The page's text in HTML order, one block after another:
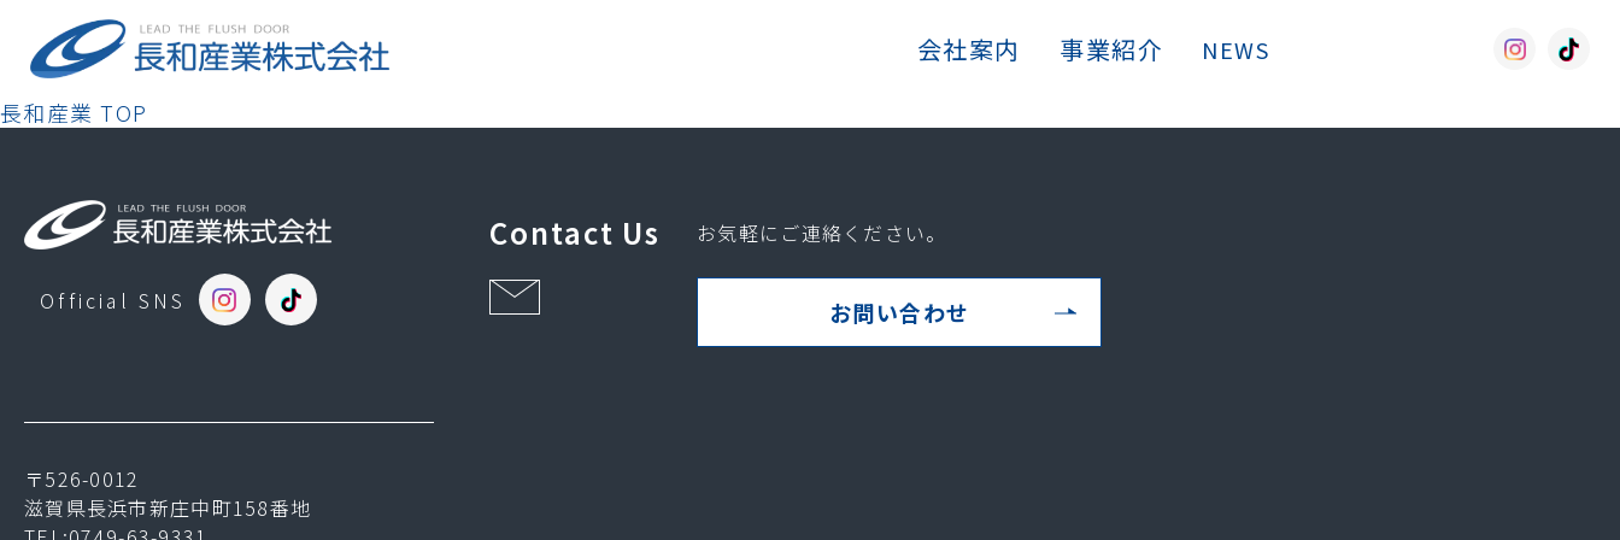
会社案内 事業紹介 NEWS
長和産業 TOP
Official SNS
Contact Us お気軽にご連絡ください。
お問い合わせ
〒526-0012
滋賀県長浜市新庄中町158番地